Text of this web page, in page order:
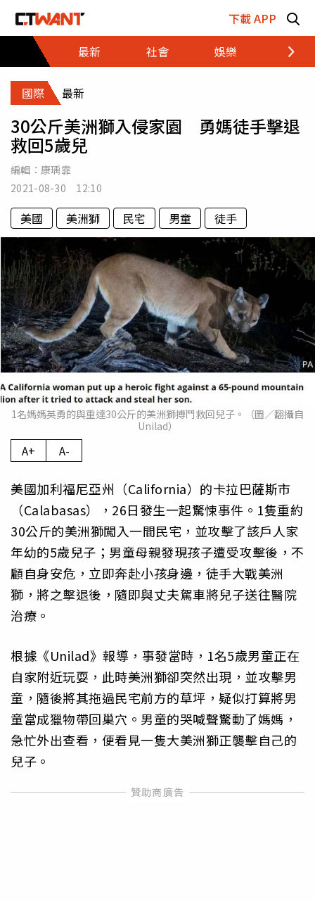
下載 APP
最新
社會 娛樂 財經
國際 最新
30公斤美洲獅入侵家園 勇媽徒手擊退
救回5歲兒
編輯： 康瑀霏
2021-08-30 12:10
美國 美洲獅 民宅 男童 徒手
1名媽媽英勇的與重達30公斤的美洲獅搏鬥救回兒子。（圖／翻攝自
Unilad）
A+ A-
美國加利福尼亞州（California）的卡拉巴薩斯市
（Calabasas），26日發生一起驚悚事件。1隻重約
30公斤的美洲獅闖入一間民宅，並攻擊了該戶人家
年幼的5歲兒子；男童母親發現孩子遭受攻擊後，不
顧自身安危，立即奔赴小孩身邊，徒手大戰美洲
獅，將之擊退後，隨即與丈夫駕車將兒子送往醫院
治療。
根據《Unilad》報導，事發當時，1名5歲男童正在
自家附近玩耍，此時美洲獅卻突然出現，並攻擊男
童，隨後將其拖過民宅前方的草坪，疑似打算將男
童當成獵物帶回巢穴。男童的哭喊聲驚動了媽媽，
急忙外出查看，便看見一隻大美洲獅正襲擊自己的
兒子。